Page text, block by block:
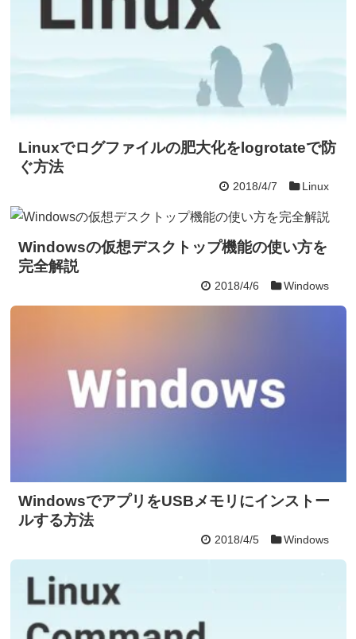
Linuxでログファイルの肥大化をlogrotateで防
ぐ方法
2018/4/7 Linux
Windowsの仮想デスクトップ機能の使い方を
完全解説
2018/4/6 Windows
WindowsでアプリをUSBメモリにインストー
ルする方法
2018/4/5 Windows